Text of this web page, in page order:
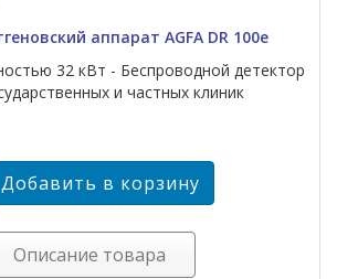
аппарат AGFA DR 100e
32 кВт - Беспроводной детектор
и частных клиник
Описание товара